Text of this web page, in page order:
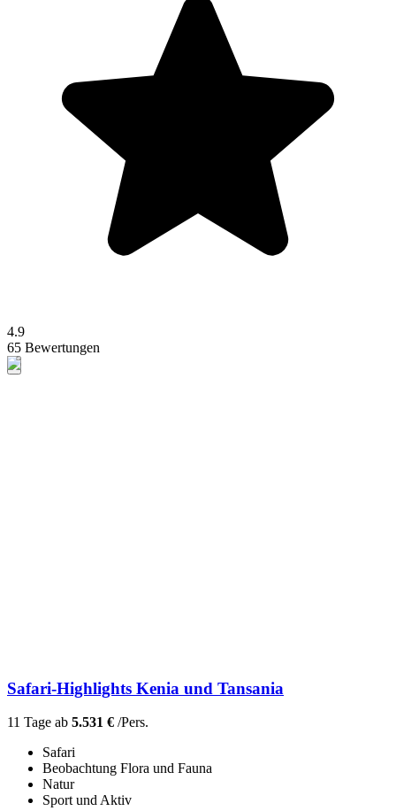
4.9
65 Bewertungen
Safari-Highlights Kenia und Tansania
11 Tage ab 5.531 € /Pers.
Safari
Beobachtung Flora und Fauna
Natur
Sport und Aktiv